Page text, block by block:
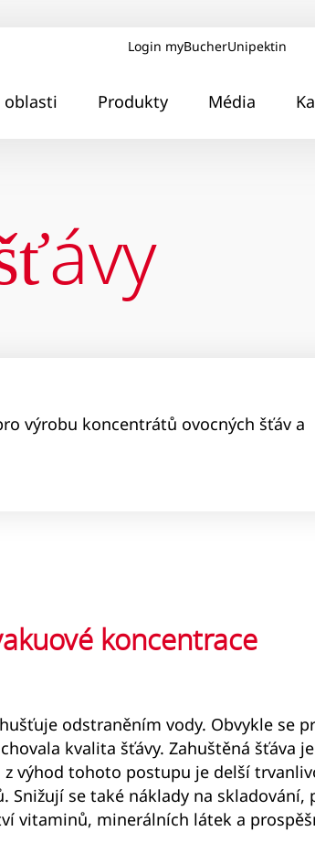
Login myBucherUnipektin
oblasti Produkty Média
výrobu koncentrátů ovocných šťáv a
koncentrace
odstraněním vody. Obvykle se
kvalita šťávy. Zahuštěná šťáva je
výhod tohoto postupu je delší
se také náklady na skladování,
vitaminů, minerálních látek a